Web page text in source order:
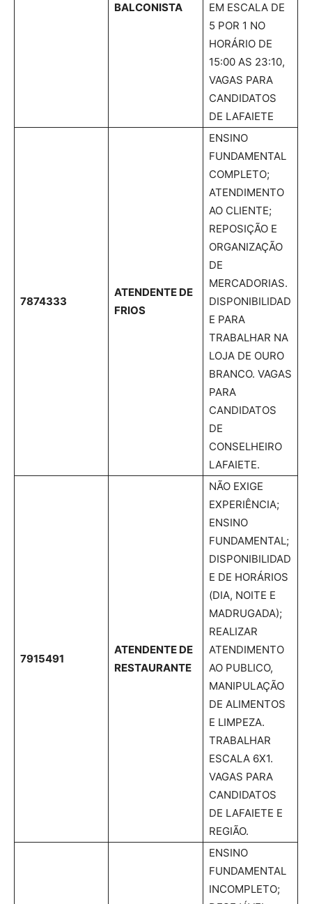
BALCONISTA
EM ESCALA DE
5 POR 1 NO
HORÁRIO DE
15:00 AS 23:10,
VAGAS PARA
CANDIDATOS
DE LAFAIETE
7874333
ATENDENTE DE
FRIOS
ENSINO
FUNDAMENTAL
COMPLETO;
ATENDIMENTO
AO CLIENTE;
REPOSIÇÃO E
ORGANIZAÇÃO
DE
MERCADORIAS.
DISPONIBILIDAD
E PARA
TRABALHAR NA
LOJA DE OURO
BRANCO. VAGAS
PARA
CANDIDATOS
DE
CONSELHEIRO
LAFAIETE.
7915491
ATENDENTE DE
RESTAURANTE
NÃO EXIGE
EXPERIÊNCIA;
ENSINO
FUNDAMENTAL;
DISPONIBILIDAD
E DE HORÁRIOS
(DIA, NOITE E
MADRUGADA);
REALIZAR
ATENDIMENTO
AO PUBLICO,
MANIPULAÇÃO
DE ALIMENTOS
E LIMPEZA.
TRABALHAR
ESCALA 6X1.
VAGAS PARA
CANDIDATOS
DE LAFAIETE E
REGIÃO.
ENSINO
FUNDAMENTAL
INCOMPLETO;